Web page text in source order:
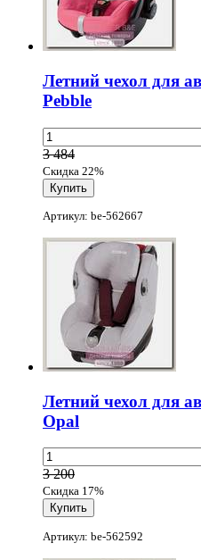
Летний чехол для
Pebble
3 484
Скидка 22%
Артикул: be-562667
Летний чехол для
Opal
3 200
Скидка 17%
Артикул: be-562592